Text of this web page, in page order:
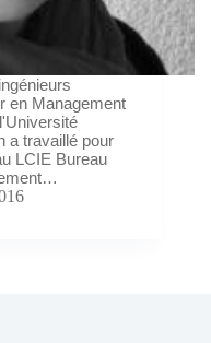
en Management
a travaillé pour
LCIE Bureau